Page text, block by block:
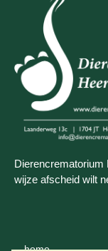
Dierencrematorium
wijze afscheid wilt